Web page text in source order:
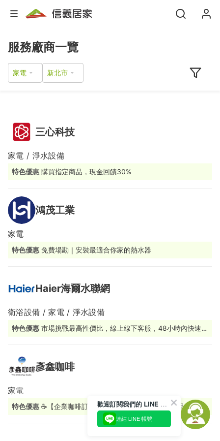
服務廠商一覽
家電
三心科技
家電 / 淨水設備
特色優惠 購買指定商品，現金回饋30%
鴻茂工業
家電
特色優惠 免費場勘｜安裝最適合你家的熱水器
Haier海爾水聯網
衛浴設備 / 家電 / 淨水設備
特色優惠 市場挑戰最高性價比，線上線下客服，48小時內快速應
彥鑫咖啡
家電
特色優惠 ☕【企業咖啡訂閱制｜打造專屬您的辦公室精品咖啡空
閱制」，讓公司每天都能享受精品級咖啡體驗！ 我們提供： ✔
歡迎訂閱我們的 LINE 官方帳號
連結 LINE 帳號